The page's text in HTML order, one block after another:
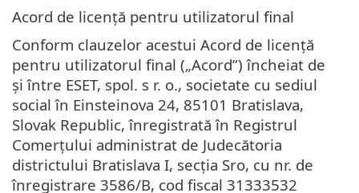
Acord de licență pentru utilizatorul final
Conform clauzelor acestui Acord de licență
pentru utilizatorul final („Acord”) încheiat de
și între ESET, spol. s r. o., societate cu sediul
social în Einsteinova 24, 85101 Bratislava,
Slovak Republic, înregistrată în Registrul
Comerțului administrat de Judecătoria
districtului Bratislava I, secția Sro, cu nr. de
înregistrare 3586/B, cod fiscal 31333532